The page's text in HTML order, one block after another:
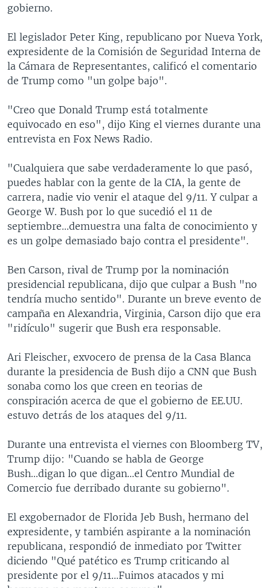
gobierno.
El legislador Peter King, republicano por Nueva York,
expresidente de la Comisión de Seguridad Interna de
la Cámara de Representantes, calificó el comentario
de Trump como "un golpe bajo".
"Creo que Donald Trump está totalmente
equivocado en eso", dijo King el viernes durante una
entrevista en Fox News Radio.
"Cualquiera que sabe verdaderamente lo que pasó,
puedes hablar con la gente de la CIA, la gente de
carrera, nadie vio venir el ataque del 9/11. Y culpar a
George W. Bush por lo que sucedió el 11 de
septiembre...demuestra una falta de conocimiento y
es un golpe demasiado bajo contra el presidente".
Ben Carson, rival de Trump por la nominación
presidencial republicana, dijo que culpar a Bush "no
tendría mucho sentido". Durante un breve evento de
campaña en Alexandria, Virginia, Carson dijo que era
"ridículo" sugerir que Bush era responsable.
Ari Fleischer, exvocero de prensa de la Casa Blanca
durante la presidencia de Bush dijo a CNN que Bush
sonaba como los que creen en teorias de
conspiración acerca de que el gobierno de EE.UU.
estuvo detrás de los ataques del 9/11.
Durante una entrevista el viernes con Bloomberg TV,
Trump dijo: "Cuando se habla de George
Bush...digan lo que digan...el Centro Mundial de
Comercio fue derribado durante su gobierno".
El exgobernador de Florida Jeb Bush, hermano del
expresidente, y también aspirante a la nominación
republicana, respondió de inmediato por Twitter
diciendo "Qué patético es Trump criticando al
presidente por el 9/11...Fuimos atacados y mi